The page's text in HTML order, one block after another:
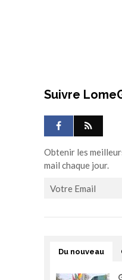
Suivre
Obtenir les
mail chaque jour.
Du nouveau